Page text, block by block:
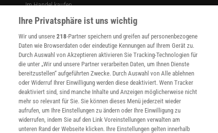
Im Handel kaufen
Presse
Verträge kündigen
Widerruf
INFO
Mediadaten
Datenschutz
Nutzungsbedingungen
Cookie-Einstellungen
Utiq verwalten
Nutzungsbasierte Onlinewerbung
Alle Artikel
Ihre Privatsphäre ist uns wichtig
Wir und unsere218-Partner speichern und greifen auf personenbezogene
Daten wie Browserdaten oder eindeutige Kennungen auf Ihrem Gerät zu.
Durch Auswahl von Akzeptieren aktivieren Sie Tracking-Technologien für
die unter „Wir und unsere Partner verarbeiten Daten, um Ihnen Dienste
bereitzustellen“ aufgeführten Zwecke. Durch Auswahl von Alle ablehnen
oder Widerruf Ihrer Einwilligung werden diese deaktiviert. Wenn Tracker
deaktiviert sind, sind manche Inhalte und Anzeigen möglicherweise nicht
mehr so relevant für Sie. Sie können dieses Menü jederzeit wieder
aufrufen, um Ihre Einstellungen zu ändern oder Ihre Einwilligung zu
widerrufen, indem Sie auf den Link Voreinstellungen verwalten am
unteren Rand der Webseite klicken. Ihre Einstellungen gelten innerhalb